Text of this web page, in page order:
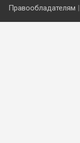
Правообладателям |